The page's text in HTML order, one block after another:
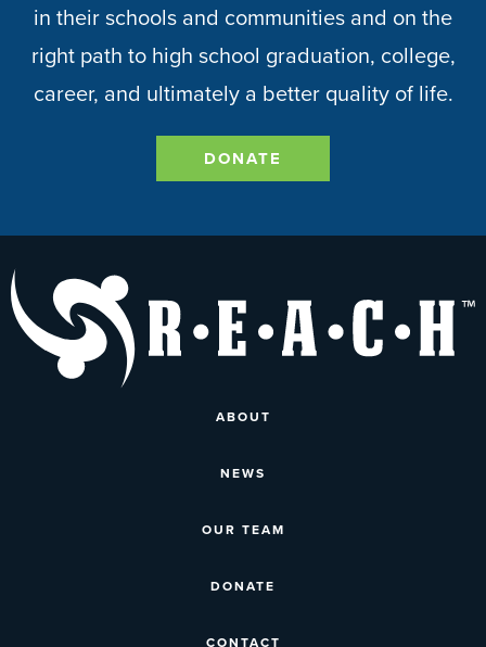
in their schools and communities and on the
right path to high school graduation, college,
career, and ultimately a better quality of life.
DONATE
ABOUT
NEWS
OUR TEAM
DONATE
CONTACT